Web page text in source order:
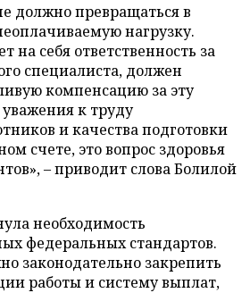
должно превращаться в
нагрузку.
на себя ответственность за
специалиста, должен
компенсацию за эту
уважения к труду
и качества подготовки
счете, это вопрос здоровья
– приводит слова Болилой
необходимость
федеральных стандартов.
законодательно закрепить
работы и систему выплат,